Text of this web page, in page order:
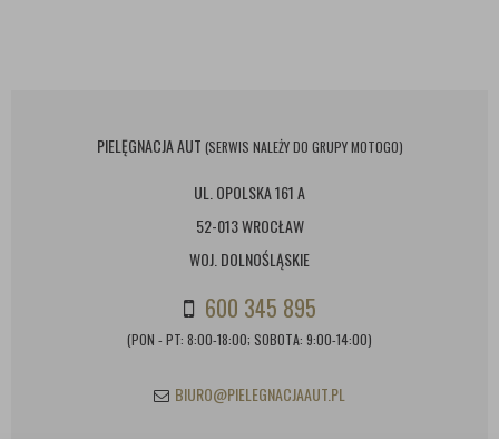
PIELĘGNACJA AUT (SERWIS NALEŻY DO GRUPY MOTOGO)
UL. OPOLSKA 161 A
52-013 WROCŁAW
WOJ. DOLNOŚLĄSKIE
600 345 895
(PON - PT: 8:00-18:00; SOBOTA: 9:00-14:00)
BIURO@PIELEGNACJAAUT.PL